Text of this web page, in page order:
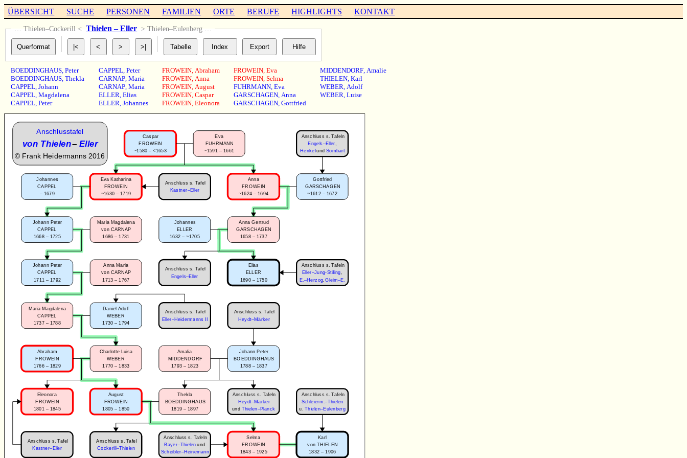
ÜBERSICHT SUCHE PERSONEN FAMILIEN ORTE BERUFE HIGHLIGHTS KONTAKT
… Thielen–Cockerill < Thielen – Eller > Thielen–Eulenberg …
BOEDDINGHAUS,Peter
BOEDDINGHAUS,Thekla
CAPPEL,Johann
CAPPEL,Magdalena
CAPPEL,Peter
CAPPEL, Peter
CARNAP, Maria
CARNAP, Maria
ELLER, Elias
ELLER, Johannes
FROWEIN, Abraham
FROWEIN, Anna
FROWEIN, August
FROWEIN, Caspar
FROWEIN, Eleonora
FROWEIN, Eva
FROWEIN, Selma
FUHRMANN, Eva
GARSCHAGEN, Anna
GARSCHAGEN, Gottfried
MIDDENDORF, Amalie
THIELEN, Karl
WEBER, Adolf
WEBER, Luise
Elias
ELLER
1690 – 1750
Anna Gertrud
GARSCHAGEN
1658 – 1737
Johannes
ELLER
1632 – ~1705
Gottfried
GARSCHAGEN
~1612 – 1672
Anna
FROWEIN
~1624 – 1694
Caspar
FROWEIN
~1580 – <1653
Eva
FUHRMANN
~1591 – 1661
Eva Katharina
FROWEIN
~1630 – 1719
Johannes
CAPPEL
– 1679
Johann Peter
CAPPEL
1668 – 1725
Maria Magdalena
von CARNAP
1686 – 1731
Johann Peter
CAPPEL
1711 – 1792
Anna Maria
von CARNAP
1713 – 1767
Daniel Adolf
WEBER
1730 – 1794
Maria Magdalena
CAPPEL
1737 – 1788
Anschluss s. Tafel
Engels–Eller
Anschluss s. Tafeln
Engels–Eller,
Henkel und Sombart
Anschluss s. Tafel
Kastner–Eller
Abraham
FROWEIN
1766 – 1829
Charlotte Luisa
WEBER
1770 – 1833
August
FROWEIN
1805 – 1850
Thekla
BOEDDINGHAUS
1819 – 1897
Karl
von THIELEN
1832 – 1906
Selma
FROWEIN
1843 – 1925
Anschluss s. Tafel
Eller–Heidermanns II
Johann Peter
BOEDDINGHAUS
1788 – 1837
Amalia
MIDDENDORF
1793 – 1823
Anschluss s. Tafel
Cockerill–Thielen
Anschluss s. Tafeln
Heydt–Märker
und Thielen–Planck
Anschluss s. Tafel
Heydt–Märker
Anschluss s. Tafeln
Bayer–Thielenund
Scheibler–Heinemann
Eleonora
FROWEIN
1801 – 1845
Anschluss s. Tafel
Kastner–Eller
Anschlusstafel
von Thielen– Eller
© Frank Heidermanns 2016
Anschluss s. Tafeln
Schleierm.–Thielen
u. Thielen–Eulenberg
Anschluss s. Tafeln
Eller–Jung-Stilling,
E.–Herzog, Gleim–E.